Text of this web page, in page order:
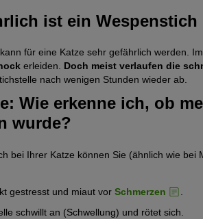
ist ein Wespenstich
für eine Katze sehr gefährlich werden.
erleiden. Doch meist verlaufen die
nach wenigen Stunden wieder ab.
Wie erkenne ich, ob
wurde?
bei Ihrer Katze können Sie (ähnlich wie
gestresst und miaut vor Schmerzen
schwillt an (Schwellung) und rötet sich.